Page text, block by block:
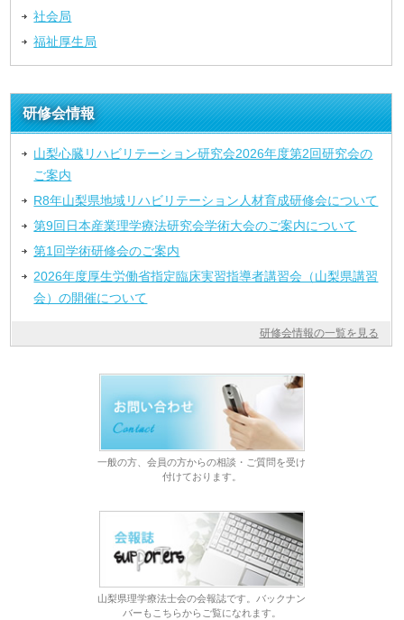
社会局
福祉厚生局
研修会情報
山梨心臓リハビリテーション研究会2026年度第2回研究会の
ご案内
R8年山梨県地域リハビリテーション人材育成研修会について
第9回日本産業理学療法研究会学術大会のご案内について
第1回学術研修会のご案内
2026年度厚生労働省指定臨床実習指導者講習会（山梨県講習
会）の開催について
研修会情報の一覧を見る
一般の方、会員の方からの相談・ご質問を受け
付けております。
山梨県理学療法士会の会報誌です。バックナン
バーもこちらからご覧になれます。